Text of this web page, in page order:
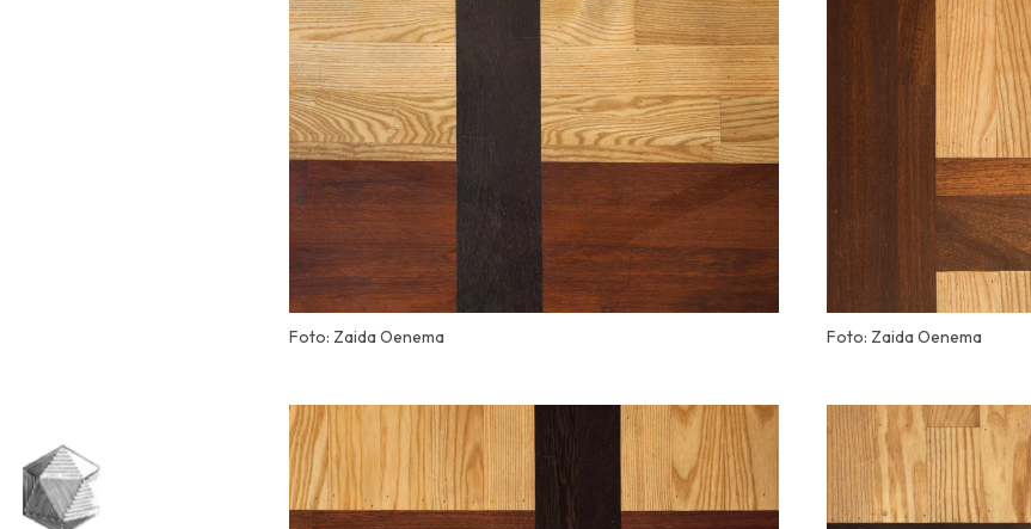
Foto: Zaida Oenema Foto: Zaida Oenema